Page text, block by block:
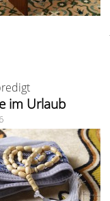
im Urlaub